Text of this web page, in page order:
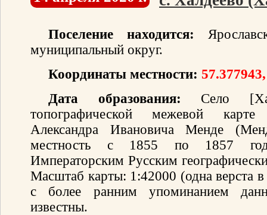
Поселение находится:
муниципальный округ.
Координаты местности:
Дата образования: Село
топографической межевой карте
Александра Ивановича Менде
местность с 1855 по 1857
Императорским Русским
Масштаб карты: 1:42000 (одна верста
с более ранним упоминанием
известны.